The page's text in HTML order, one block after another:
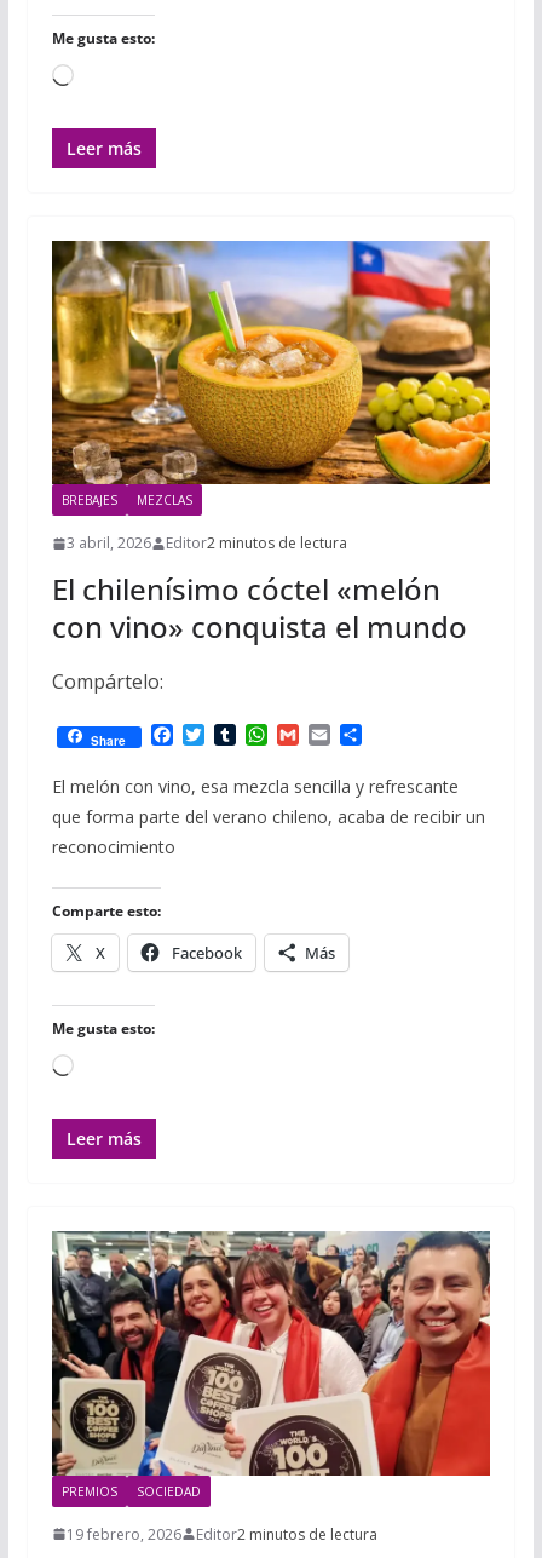
Me gusta esto:
Cargando...
Leer más
BREBAJES MEZCLAS
3 abril, 2026 Editor2 minutos de lectura
El chilenísimo cóctel «melón
con vino» conquista el mundo
Compártelo:
Share
F
c
e
b
o
T
i
t
t
T
m
b
l
W
a
t
s
G
a
i
l
E
a
i
l
C
m
p
a
El melón con vino, esa mezcla sencilla y refrescante
que forma parte del verano chileno, acaba de recibir un
reconocimiento
Comparte esto:
X Facebook Más
Me gusta esto:
Cargando...
Leer más
PREMIOS SOCIEDAD
19 febrero, 2026 Editor2 minutos de lectura